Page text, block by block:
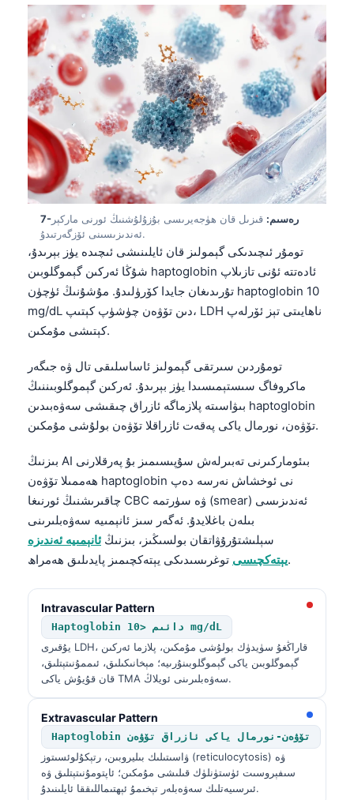
7-رەسىم: قىزىل قان ھۈجەيرىسى بۇزۇلۇشنىڭ ئورنى ماركېر
ئەندىزىسىنى ئۆزگەرتىدۇ.
تومۇر ئىچىدىكى گېمولىز قان ئايلىنىشى ئىچىدە يۈز بېرىدۇ،
شۇڭا ئەركىن گېموگلوبىن haptoglobin ئادەتتە ئۇنى تازىلاپ
تۇرىدىغان جايدا كۆرۈلىدۇ. مۇشۇنىڭ ئۈچۈن haptoglobin 10
mg/dL دىن تۆۋەن چۈشۈپ كېتىپ، LDH ناھايىتى تېز ئۆرلەپ
كېتىشى مۇمكىن.
تومۇردىن سىرتقى گېمولىز ئاساسلىقى تال ۋە جىگەر
ماكروفاگ سىستېمىسىدا يۈز بېرىدۇ. ئەركىن گېموگلوبىننىڭ
بىۋاسىتە پلازماگە ئازراق چىقىشى سەۋەبىدىن haptoglobin
تۆۋەن، نورمال ياكى پەقەت ئازراقلا تۆۋەن بولۇشى مۇمكىن.
بىزنىڭ AI بىئوماركىرنى تەبىرلەش سۇپىسىمىز بۇ پەرقلارنى
ھەممىلا تۆۋەن haptoglobin نى ئوخشاش نەرسە دەپ
چاقىرىشنىڭ ئورنىغا CBC ۋە سۈرتمە (smear) ئەندىزىسى
بىلەن باغلايدۇ. ئەگەر سىز ئانېمىيە سەۋەبلىرىنى
سېلىشتۇرۇۋاتقان بولسىڭىز، بىزنىڭ ئانېمىيە ئەندىزە
يېتەكچىسىتوغرىسىدىكى يېتەكچىمىز پايدىلىق ھەمراھ.
Intravascular Pattern
Haptoglobin دائىم <10 mg/dL
يۇقىرى LDH، قاراڭغۇ سۈيدۈك بولۇشى مۇمكىن، پلازما ئەركىن
گېموگلوبىن ياكى گېموگلوبىنۇرىيە؛ مېخانىكىلىق، ئىممۇنىتېتلىق،
قان قۇيۇش ياكى TMA سەۋەبلىرىنى ئويلاڭ.
Extravascular Pattern
Haptoglobin تۆۋەن-نورمال ياكى ئازراق تۆۋەن
ۋاسىتىلىك بىليروبىن، رتېكۇلوئسىتوز (reticulocytosis) ۋە
سىفېروسىت ئۈستۈنلۈك قىلىشى مۇمكىن؛ ئاپتومۇنىتېتلىق ۋە
ئىرسىيەتلىك سەۋەبلەر تېخىمۇ ئېھتىماللىققا ئايلىنىدۇ.
Eesti
日本語
Čeština
ქართული
Русский
Lietuvių kalba
Polski
한국어
Magyar
Shqip
বাংলা
اردو
తెలుగు
ગુજરાતી
മലയാളം
Bahasa Melayu
Tiếng Việt
Tagalog
ไทย
ဗမာစာ
ភាសាខ្មែរ
Kiswahili
አማርኛ
Українська
O‘zbekcha
Català
Қазақ тілі